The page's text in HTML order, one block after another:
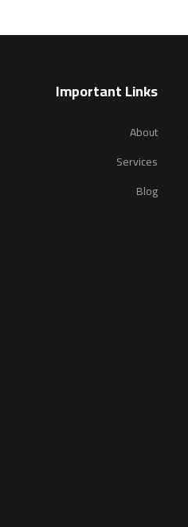
Important Links
About
Services
Blog